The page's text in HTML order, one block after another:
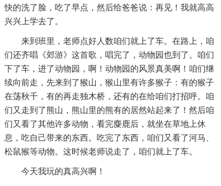
快的洗了脸，吃了早点，然后给爸爸说：再见！我就高高
兴兴上学去了。
来到班里，老师点好人数咱们就上了车。在路上，咱
们还齐唱《郊游》这首歌，唱完了，动物园也到了。咱们
下了车，进了动物园，啊！动物园的风景真美啊！咱们继
续向前走，先来到了猴山，猴山里有许多猴子：有的猴子
在荡秋千，有的再走独木桥，还有的在给咱们打招呼。咱
们又走到了熊山，熊山里的熊有的居然站起来了！然后咱
们又看了其他许多动物，看完麋鹿后，就坐在草地上休
息，吃自己带来的东西。吃完了东西，咱们又看了河马、
松鼠猴等动物。这时候老师说走了，咱们就上了车。
今天我玩的真高兴啊！